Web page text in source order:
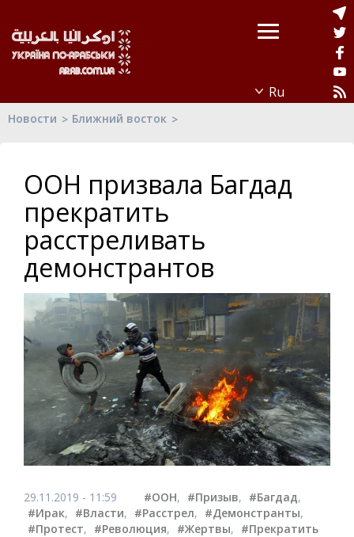
Новости Ближний восток
ООН призвала Багдад
прекратить
расстреливать
демонстрантов
29.11.2019 - 11:59 #ООН, #Призыв, #Багдад,
#Ирак, #Власти, #Расстрел, #Демонстранты,
#Протест, #Революция, #Жертвы, #Прекратить